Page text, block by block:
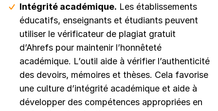
Intégrité académique. Les établissements
éducatifs, enseignants et étudiants peuvent
utiliser le vérificateur de plagiat gratuit
d’Ahrefs pour maintenir l’honnêteté
académique. L’outil aide à vérifier l’authenticité
des devoirs, mémoires et thèses. Cela favorise
une culture d’intégrité académique et aide à
développer des compétences appropriées en